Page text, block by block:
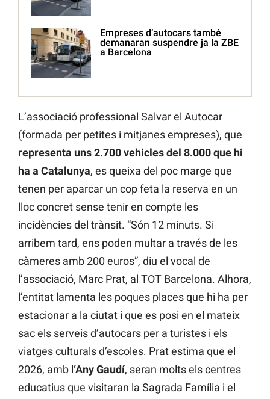
Empreses d’autocars també
demanaran suspendre ja la ZBE
a Barcelona
L’associació professional Salvar el Autocar
(formada per petites i mitjanes empreses), que
representa uns 2.700 vehicles del 8.000 que hi
ha a Catalunya, es queixa del poc marge que
tenen per aparcar un cop feta la reserva en un
lloc concret sense tenir en compte les
incidències del trànsit. “Són 12 minuts. Si
arribem tard, ens poden multar a través de les
càmeres amb 200 euros”, diu el vocal de
l’associació, Marc Prat, al TOT Barcelona. Alhora,
l’entitat lamenta les poques places que hi ha per
estacionar a la ciutat i que es posi en el mateix
sac els serveis d’autocars per a turistes i els
viatges culturals d’escoles. Prat estima que el
2026, amb l‘Any Gaudí, seran molts els centres
educatius que visitaran la Sagrada Família i el